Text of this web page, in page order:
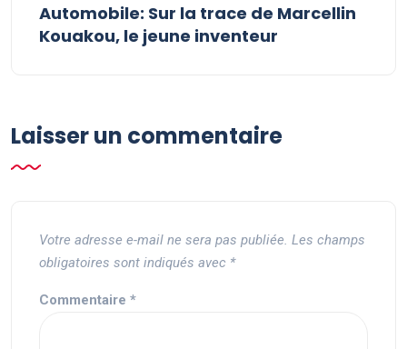
Automobile: Sur la trace de Marcellin
Kouakou, le jeune inventeur
Laisser un commentaire
Votre adresse e-mail ne sera pas publiée. Les champs
obligatoires sont indiqués avec *
Commentaire *